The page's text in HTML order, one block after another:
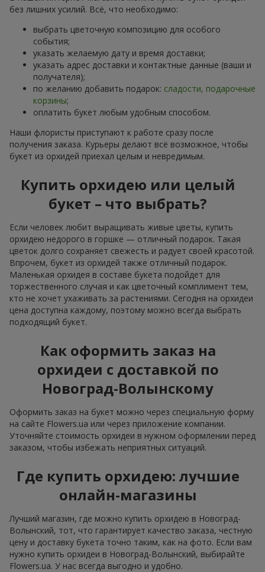
без лишних усилий. Всё, что необходимо:
выбрать цветочную композицию для особого
события;
указать желаемую дату и время доставки;
указать адрес доставки и контактные данные (ваши и
получателя);
по желанию добавить подарок: сладости, подарочные
корзины;
оплатить букет любым удобным способом.
Наши флористы приступают к работе сразу после
получения заказа. Курьеры делают всё возможное, чтобы
букет из орхидей приехал целым и невредимым.
Купить орхидею или целый
букет – что выбрать?
Если человек любит выращивать живые цветы, купить
орхидею недорого в горшке — отличный подарок. Такая
цветок долго сохраняет свежесть и радует своей красотой.
Впрочем, букет из орхидей также отличный подарок.
Маленькая орхидея в составе букета подойдет для
торжественного случая и как цветочный комплимент тем,
кто не хочет ухаживать за растениями. Сегодня на орхидеи
цена доступна каждому, поэтому можно всегда выбрать
подходящий букет.
Как оформить заказ на
орхидеи с доставкой по
Новоград-Волынскому
Оформить заказ на букет можно через специальную форму
на сайте Flowers.ua или через приложение компании.
Уточняйте стоимость орхидеи в нужном оформлении перед
заказом, чтобы избежать неприятных ситуаций.
Где купить орхидею: лучшие
онлайн-магазины
Лучший магазин, где можно купить орхидею в Новоград-
Волынский, тот, что гарантирует качество заказа, честную
цену и доставку букета точно таким, как на фото. Если вам
нужно купить орхидеи в Новоград-Волынский, выбирайте
Flowers.ua. У нас всегда выгодно и удобно.